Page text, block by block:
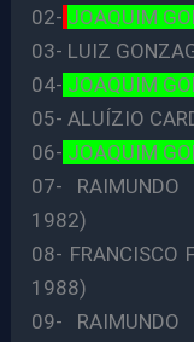
02- JOAQUIM
03- LUIZ
04- JOAQUIM
05- ALUÍZIO
06- JOAQUIM
07-
1982)
08- FRANCISCO
1988)
09-